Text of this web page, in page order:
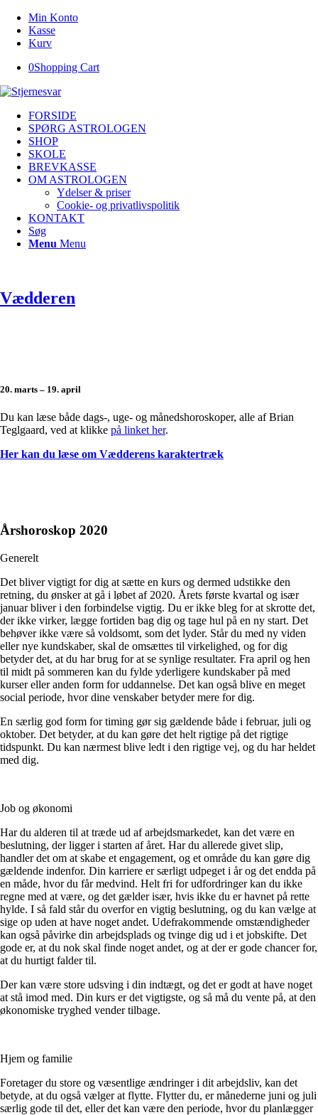
Min Konto
Kasse
Kurv
0Shopping Cart
FORSIDE
SPØRG ASTROLOGEN
SHOP
SKOLE
BREVKASSE
OM ASTROLOGEN
Ydelser & priser
Cookie- og privatlivspolitik
KONTAKT
Søg
Menu Menu
Vædderen
20. marts – 19. april
Du kan læse både dags-, uge- og månedshoroskoper, alle af Brian
Teglgaard, ved at klikke på linket her.
Her kan du læse om Vædderens karaktertræk
Årshoroskop 2020
Generelt
Det bliver vigtigt for dig at sætte en kurs og dermed udstikke den
retning, du ønsker at gå i løbet af 2020. Årets første kvartal og især
januar bliver i den forbindelse vigtig. Du er ikke bleg for at skrotte det,
der ikke virker, lægge fortiden bag dig og tage hul på en ny start. Det
behøver ikke være så voldsomt, som det lyder. Står du med ny viden
eller nye kundskaber, skal de omsættes til virkelighed, og for dig
betyder det, at du har brug for at se synlige resultater. Fra april og hen
til midt på sommeren kan du fylde yderligere kundskaber på med
kurser eller anden form for uddannelse. Det kan også blive en meget
social periode, hvor dine venskaber betyder mere for dig.
En særlig god form for timing gør sig gældende både i februar, juli og
oktober. Det betyder, at du kan gøre det helt rigtige på det rigtige
tidspunkt. Du kan nærmest blive ledt i den rigtige vej, og du har heldet
med dig.
Job og økonomi
Har du alderen til at træde ud af arbejdsmarkedet, kan det være en
beslutning, der ligger i starten af året. Har du allerede givet slip,
handler det om at skabe et engagement, og et område du kan gøre dig
gældende indenfor. Din karriere er særligt udpeget i år og det endda på
en måde, hvor du får medvind. Helt fri for udfordringer kan du ikke
regne med at være, og det gælder især, hvis ikke du er havnet på rette
hylde. I så fald står du overfor en vigtig beslutning, og du kan vælge at
sige op uden at have noget andet. Udefrakommende omstændigheder
kan også påvirke din arbejdsplads og tvinge dig ud i et jobskifte. Det
gode er, at du nok skal finde noget andet, og at der er gode chancer for,
at du hurtigt falder til.
Der kan være store udsving i din indtægt, og det er godt at have noget
at stå imod med. Din kurs er det vigtigste, og så må du vente på, at den
økonomiske tryghed vender tilbage.
Hjem og familie
Foretager du store og væsentlige ændringer i dit arbejdsliv, kan det
betyde, at du også vælger at flytte. Flytter du, er månederne juni og juli
særlig gode til det, eller det kan være den periode, hvor du planlægger